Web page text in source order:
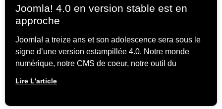
Joomla! 4.0 en version stable est en
approche
Joomla! a treize ans et son adolescence sera sous le
signe d’une version estampillée 4.0. Notre monde
numérique, notre CMS de coeur, notre outil du
Lire L'article